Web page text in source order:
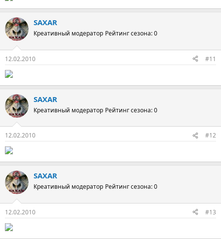
SAXAR
Креативный модератор Рейтинг сезона: 0
12.02.2010 #11
SAXAR
Креативный модератор Рейтинг сезона: 0
12.02.2010 #12
SAXAR
Креативный модератор Рейтинг сезона: 0
12.02.2010 #13